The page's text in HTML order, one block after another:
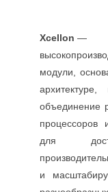
Xcellon —
модули,
архитектуре,
объединение
процессоров
для
и